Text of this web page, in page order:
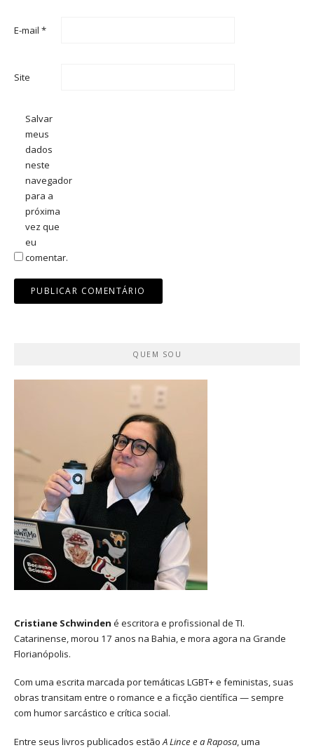
E-mail *
Site
Salvar
meus
dados
neste
navegador
para a
próxima
vez que
eu
comentar.
QUEM SOU
Cristiane Schwinden é escritora e profissional de TI.
Catarinense, morou 17 anos na Bahia, e mora agora na Grande
Florianópolis.
Com uma escrita marcada por temáticas LGBT+ e feministas, suas
obras transitam entre o romance e a ficção científica — sempre
com humor sarcástico e crítica social.
Entre seus livros publicados estãoA Lince e a Raposa, uma